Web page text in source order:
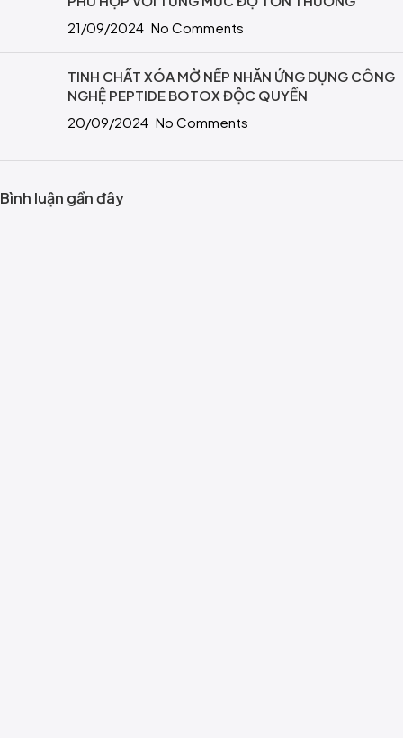
21/09/2024 No Comments
TINH CHẤT XÓA MỜ NẾP NHĂN ỨNG DỤNG CÔNG
NGHỆ PEPTIDE BOTOX ĐỘC QUYỀN
20/09/2024 No Comments
Bình luận gần đây